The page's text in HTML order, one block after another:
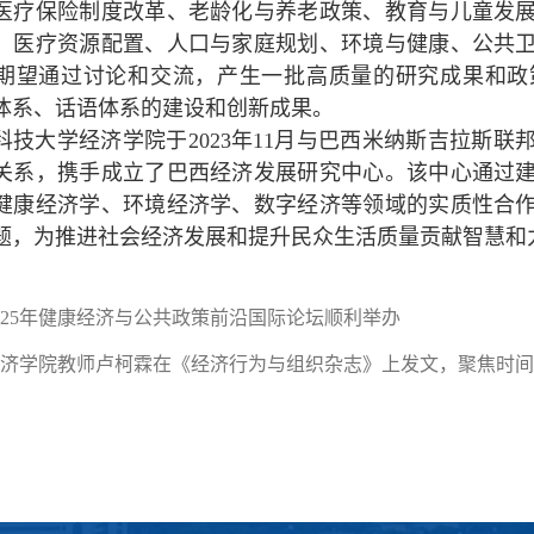
疗保险制度改革、老龄化与养老政策、教育与儿童发
医疗资源配置、人口与家庭规划、环境与健康、公共
望通过讨论和交流，产生一批高质量的研究成果和
系、话语体系的建设和创新成果。
技大学经济学院于2023年11月与巴西米纳斯吉拉斯联
系，携手成立了巴西经济发展研究中心。该中心通过
康经济学、环境经济学、数字经济等领域的实质性合
，为推进社会经济发展和提升民众生活质量贡献智慧和
年健康经济与公共政策前沿国际论坛顺利举办
学院教师卢柯霖在《经济行为与组织杂志》上发文，聚焦时